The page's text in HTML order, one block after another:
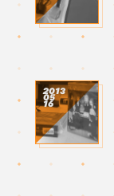
2013
05
16